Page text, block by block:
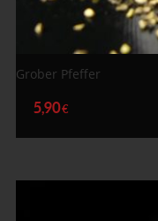
Grober Pfeffer
5,90€